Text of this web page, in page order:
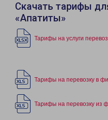
Скачать тарифы
«Апатиты»
Тарифы на услуги
Тарифы на перевозку в
Тарифы на перевозку из